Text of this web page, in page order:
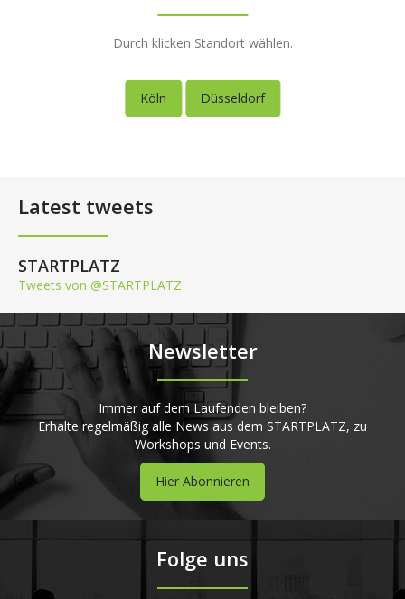
Durch klicken Standort wählen.
Köln Düsseldorf
Latest tweets
STARTPLATZ
Tweets von @STARTPLATZ
Newsletter
Immer auf dem Laufenden bleiben?
Erhalte regelmäßig alle News aus dem STARTPLATZ, zu
Workshops und Events.
Hier Abonnieren
Folge uns